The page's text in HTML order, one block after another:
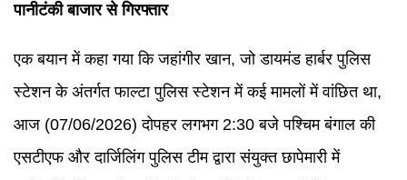
पानीटंकी बाजार से गिरफ्तार
एक बयान में कहा गया कि जहांगीर खान, जो डायमंड हार्बर पुलिस
स्टेशन के अंतर्गत फाल्टा पुलिस स्टेशन में कई मामलों में वांछित था,
आज (07/06/2026) दोपहर लगभग 2:30 बजे पश्चिम बंगाल की
एसटीएफ और दार्जिलिंग पुलिस टीम द्वारा संयुक्त छापेमारी में